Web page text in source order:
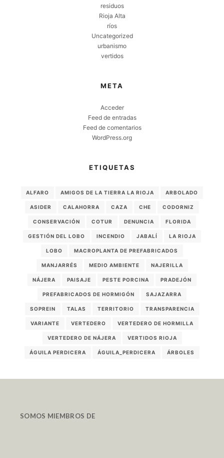
residuos
Rioja Alta
ríos
Uncategorized
urbanismo
vertidos
META
Acceder
Feed de entradas
Feed de comentarios
WordPress.org
ETIQUETAS
ALFARO AMIGOS DE LA TIERRA LA RIOJA ARBOLADO
ASIDER CALAHORRA CAZA CHE CODORNIZ
CONSERVACIÓN COTUR DENUNCIA FLORIDA
GESTIÓN DEL LOBO INCENDIO JABALÍ LA RIOJA
LOBO MACROPLANTA DE PREFABRICADOS
MANJARRÉS MEDIO AMBIENTE NAJERILLA
NÁJERA PAISAJE PESTE PORCINA PRADEJÓN
PREFABRICADOS DE HORMIGÓN SAJAZARRA
SOPREIN TALAS TERRITORIO TRANSPARENCIA
VARIANTE VERTEDERO VERTEDERO DE HORMILLA
VERTEDERO DE NÁJERA VERTIDOS RIOJA
ÁGUILA PERDICERA ÁGUILA_PERDICERA ÁRBOLES
SOMOS MIEMBROS DE